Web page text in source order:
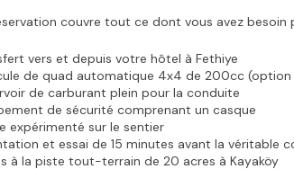
couvre tout ce dont vous avez
vers et depuis votre hôtel à Fethiye
de quad automatique 4x4 de 200cc
de carburant plein pour la conduite
de sécurité comprenant un casque
expérimenté sur le sentier
et essai de 15 minutes avant la véritable
à la piste tout-terrain de 20 acres à Kayaköy